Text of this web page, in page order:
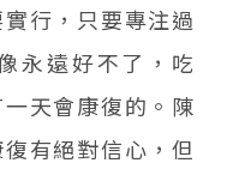
行，只要專注過
永遠好不了，吃
天會康復的。陳
有絕對信心，但